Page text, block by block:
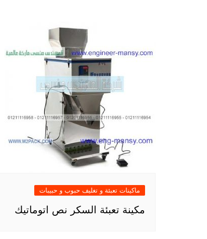
ماكينات تعبئة و تغليف حبوب و حبيبات
مكينة تعبئة السكر نص اتوماتيك